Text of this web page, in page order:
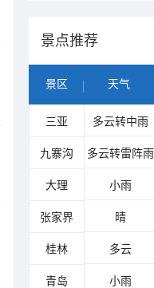
景点推荐
景区 天气
三亚 多云转中雨
九寨沟 多云转雷阵雨
大理 小雨
张家界 晴
桂林 多云
青岛 小雨